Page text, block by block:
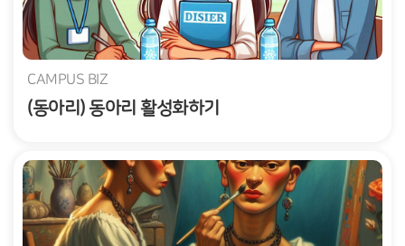
CAMPUS BIZ
(동아리) 동아리 활성화하기